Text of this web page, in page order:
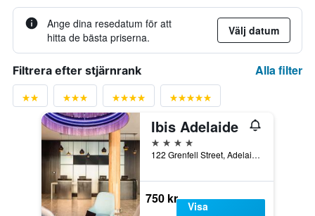
Ange dina resedatum för att
hitta de bästa priserna.
Välj datum
Filtrera efter stjärnrank Alla filter
Ibis Adelaide
4 stjärnor
122 Grenfell Street, Adelaide, SA, Australien
750 kr
Visa